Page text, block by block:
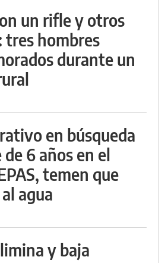
un rifle y otros
tres hombres
durante un
en búsqueda
6 años en el
temen que
agua
y baja